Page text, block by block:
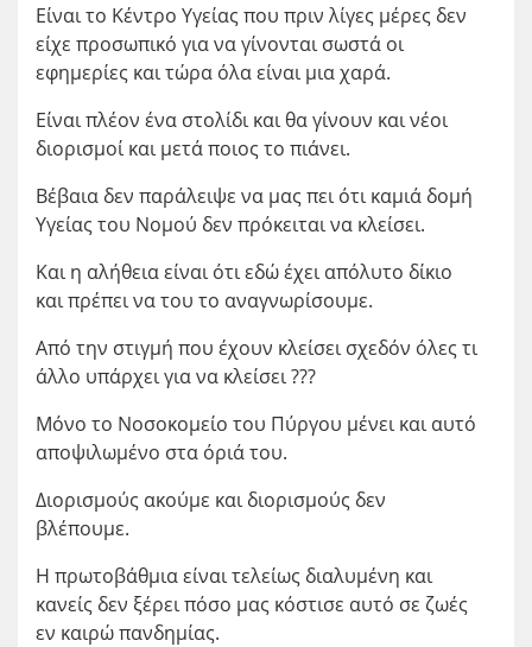
Είναι το Κέντρο Υγείας που πριν λίγες μέρες δεν
είχε προσωπικό για να γίνονται σωστά οι
εφημερίες και τώρα όλα είναι μια χαρά.
Είναι πλέον ένα στολίδι και θα γίνουν και νέοι
διορισμοί και μετά ποιος το πιάνει.
Βέβαια δεν παράλειψε να μας πει ότι καμιά δομή
Υγείας του Νομού δεν πρόκειται να κλείσει.
Και η αλήθεια είναι ότι εδώ έχει απόλυτο δίκιο
και πρέπει να του το αναγνωρίσουμε.
Από την στιγμή που έχουν κλείσει σχεδόν όλες τι
άλλο υπάρχει για να κλείσει ???
Μόνο το Νοσοκομείο του Πύργου μένει και αυτό
αποψιλωμένο στα όριά του.
Διορισμούς ακούμε και διορισμούς δεν
βλέπουμε.
Η πρωτοβάθμια είναι τελείως διαλυμένη και
κανείς δεν ξέρει πόσο μας κόστισε αυτό σε ζωές
εν καιρώ πανδημίας.